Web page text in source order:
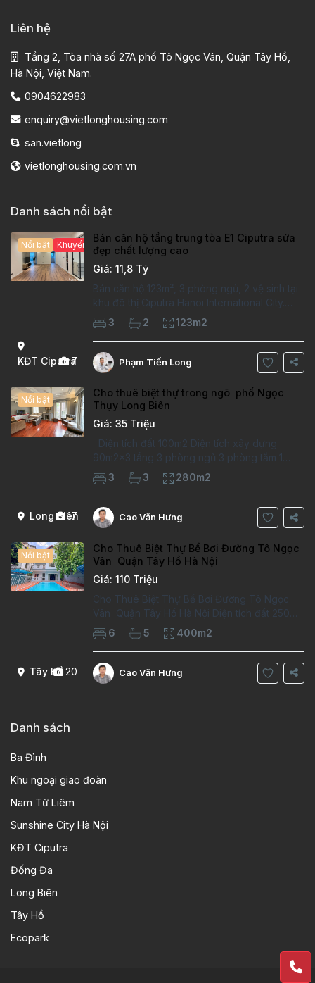
Liên hệ
Tầng 2, Tòa nhà số 27A phố Tô Ngọc Vân, Quận Tây Hồ,
Hà Nội, Việt Nam.
0904622983
enquiry@vietlonghousing.com
san.vietlong
vietlonghousing.com.vn
Danh sách nổi bật
KĐT Ciputra
7
Nổi bật Khuyến mại hấp dẫn
Bán căn hộ tầng trung tòa E1 Ciputra sửa
đẹp chất lượng cao
Giá: 11,8 Tỷ
Bán căn hộ 123m², 3 phòng ngủ, 2 vệ sinh tại
khu đô thị Ciputra Hanoi International City.
Căn hộ đã sửa mới kỹ, chất lượng cao, sàn
gỗ, bếp hiện đại, không gian thoáng sáng.
Thông tin căn hộ: Diện tích:
3 2 123m2
Phạm Tiến Long
Long Biên
17
Nổi bật
Cho thuê biệt thự trong ngõ phố Ngọc
Thụy Long Biên
Giá: 35 Triệu
Diện tích đất 100m2 Diện tích xây dựng
90m2x3 tầng 3 phòng ngủ 3 phòng tắm 1
phòng làm việc Vị trí ý tưởng 10 phút đi bộ tới
trường việt pháp Ngôi nhà được thiết kế theo
kiểu phát cổ,trong khu dân
3 3 280m2
Cao Văn Hưng
Tây Hồ20
Nổi bật
Cho Thuê Biệt Thự Bể Bơi Đường Tô Ngọc
Vân Quận Tây Hồ Hà Nội
Giá: 110 Triệu
Cho Thuê Biệt Thự Bể Bơi Đường Tô Ngọc
Vân Quận Tây Hồ Hà Nội Diện tích đất 250m2
Diện tích xây dựng 100m2 Xây 4 tầng, 6
phòng ngủ 5 phòng tắm Tầng 1, , phòng
khách , phòng bếp-1wc Tầng 2, 2 phòng
6 5 400m2
Cao Văn Hưng
Danh sách
Ba Đình
Khu ngoại giao đoàn
Nam Từ Liêm
Sunshine City Hà Nội
KĐT Ciputra
Đống Đa
Long Biên
Tây Hồ
Ecopark